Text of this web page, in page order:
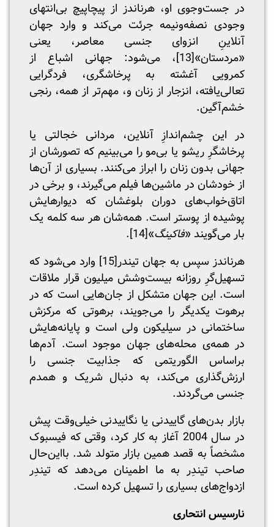
در جست‌وجوی او، هرناندز از پیچاپیچ بی‌انتهای
وجودی نصفه‌ونیمه جرئت می‌کند و وارد جهان
آنلاینِ انزوای جنسی معاصر، یعنی
«مردستان»[13]
، می‌شود: جهانی اشباع از
کمرویی آغشته به پرخاشگری، فردگرایی
تعالی‌یافته، انزجار از زنان و، مهم‌تر از همه، رنجی
خشم‌آگین.
در این چشم‌اندازِ آنلاین، مردانی خجالتی یا
پرخاشگرِ ریشو یا بی‌مو را می‌بینیم که تصورشان از
جهانی بدون زنان را ابراز می‌کنند. بسیاری از آن‌ها
از خودشان در ماشین‌ها فیلم می‌گیرند، و برخی در
اتاق‌خواب‌های دوران بلوغشان که دیوارهایش
پوشیده از پوستر است. همه‌شان هر سه کلمه یک
بار می‌گویند «فاکینگ»
[14]
.
هرناندز سپس به جهان تیندر[15]
وارد می‌شود که
تسهیل‌گرِ روزانه بیست‌وشش میلیون قرار ملاقات
است. این جهان متشکل از جان‌هایی است که در
برهوت یکدیگر را می‌جویند، برهوتی که مرکزش
ساختمانی در سیلیکون ولی است و پایانه‌هایش
در همه‌ی محله‌های جهان موجود است. آدم‌ها
براساس الگوریتمی که جذابیت جنسی را
ارزش‌گذاری می‌کند، به دنبال شریک و همدم
جنسی می‌گردند.
بازار بدن‌های گاییدنی یا نگاییدنی خیلی‌وقت پیش
در سال 2004 آغاز به کار کرد، وقتی که فیسبوک
مشخصاً به قصد همین بازار متولد شد. بااین‌حال
صاحب تیندِر به ما اطمینان می‌دهد که تیندِر
ازدواج‌های بسیاری را تسهیل کرده است.
نارسیس انتحاری